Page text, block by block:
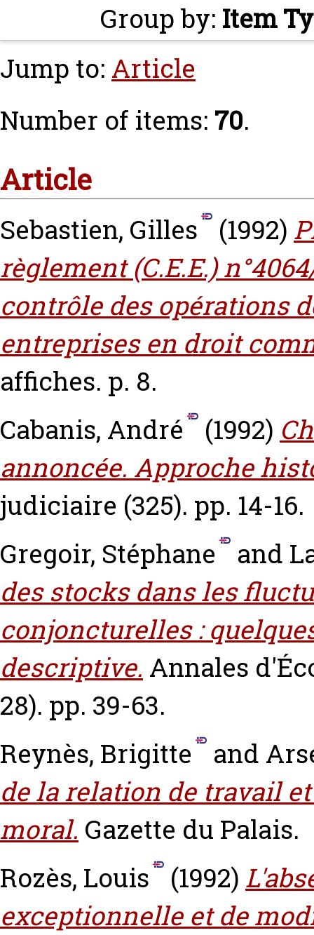
Group by: Item
Jump to: Article
Number of items: 70.
Article
Sebastien, Gilles (1992)
règlement (C.E.E.)
contrôle des opérations
entreprises en droit
affiches. p. 8.
Cabanis, André
(1992)
annoncée. Approche
judiciaire (325). pp. 14-16.
Gregoir, Stéphane
and
des stocks dans les
conjoncturelles :
descriptive. Annales
28). pp. 39-63.
Reynès, Brigitte
and
de la relation de travail
moral. Gazette du Palais.
Rozès, Louis
(1992)
exceptionnelle et de